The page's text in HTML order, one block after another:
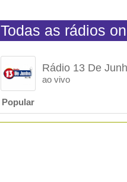
Todas as rádios
Rádio 13 De
ao vivo
Popular